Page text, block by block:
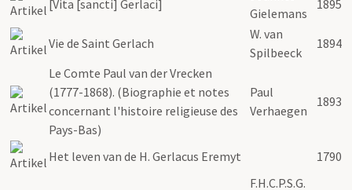
[Vita [sancti] Gerlaci]
Gielemans
1895
Vie de Saint Gerlach
W. van
Spilbeeck
1894
Le Comte Paul van der Vrecken
(1777-1868). (Biographie et notes
concernant l'histoire religieuse des
Pays-Bas)
Paul
Verhaegen
1893
Het leven van de H. Gerlacus Eremyt 1790
F.H.C.P.S.G.